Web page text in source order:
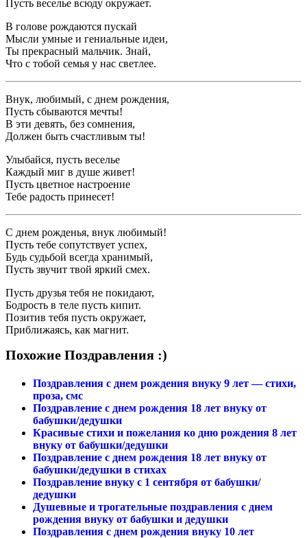
Пусть веселье всюду окружает.
В голове рождаются пускай
Мысли умные и гениальные идеи,
Ты прекрасный мальчик. Знай,
Что с тобой семья у нас светлее.
Внук, любимый, с днем рождения,
Пусть сбываются мечты!
В эти девять, без сомнения,
Должен быть счастливым ты!
Улыбайся, пусть веселье
Каждый миг в душе живет!
Пусть цветное настроение
Тебе радость принесет!
С днем рожденья, внук любимый!
Пусть тебе сопутствует успех,
Будь судьбой всегда хранимый,
Пусть звучит твой яркий смех.
Пусть друзья тебя не покидают,
Бодрость в теле пусть кипит.
Позитив тебя пусть окружает,
Приближаясь, как магнит.
Похожие Поздравления :)
Поздравления с днем рождения внуку 9 лет — стихи,
проза, смс
Поздравление с днем рождения 18 лет внуку от
бабушки/дедушки
Красивые стихи и пожелания ко дню рождения 8 лет
внуку от бабушки/дедушки
Поздравление с днем рождения 18 лет внуку от
бабушки/дедушки в стихах
Поздравление внуку с 1 сентября от бабушки/
дедушки
Душевные и трогательные поздравления с днем
рождения внуку от бабушки и дедушки
Поздравления с днем рождения внуку 10 лет